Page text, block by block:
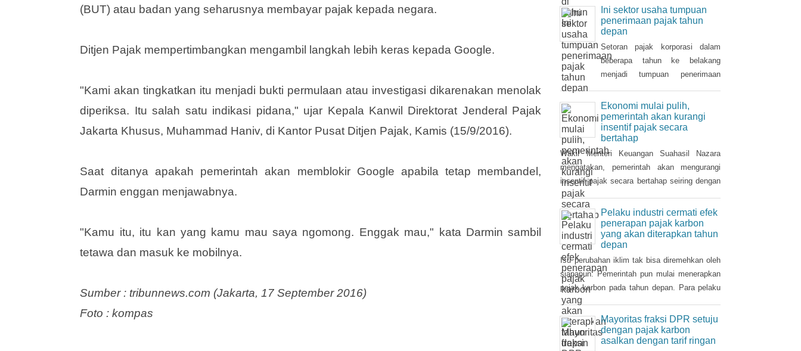
(BUT) atau badan yang seharusnya membayar pajak kepada negara.
Ditjen Pajak mempertimbangkan mengambil langkah lebih keras kepada Google.
"Kami akan tingkatkan itu menjadi bukti permulaan atau investigasi dikarenakan menolak
diperiksa. Itu salah satu indikasi pidana," ujar Kepala Kanwil Direktorat Jenderal Pajak
Jakarta Khusus, Muhammad Haniv, di Kantor Pusat Ditjen Pajak, Kamis (15/9/2016).
Saat ditanya apakah pemerintah akan memblokir Google apabila tetap membandel,
Darmin enggan menjawabnya.
"Kamu itu, itu kan yang kamu mau saya ngomong. Enggak mau," kata Darmin sambil
tetawa dan masuk ke mobilnya.
Sumber : tribunnews.com (Jakarta, 17 September 2016)
Foto : kompas
yang menjadi aturan turunan
Peraturan Presiden Nomor 83
Tahun 2021 dan
fiskal itu di antaranya insentif
pajak penjualan barang mewah
ditanggung pemerintah ( PpnBM
DTP) untuk sektor otomotif
maupun insentif pajak
sektor properti.
Ini sektor usaha tumpuan
penerimaan pajak tahun
depan
Setoran pajak korporasi dalam
beberapa tahun ke belakang
menjadi tumpuan penerimaan
mulai mencari sektor usaha yang
berpotensi memberikan
sumbangsih besar di tahun depan.
Ekonomi mulai pulih,
pemerintah akan kurangi
insentif pajak secara
bertahap
Wakil Menteri Keuangan Suahasil Nazara
mengatakan, pemerintah akan mengurangi
insentif pajak secara bertahap seiring dengan
perbaikan dan pemulihan ekonomi nasional.
Pelaku industri cermati efek
penerapan pajak karbon
yang akan diterapkan tahun
depan
Isu perubahan iklim tak bisa diremehkan oleh
siapapun. Pemerintah pun mulai menerapkan
pajak karbon pada tahun depan. Para pelaku
industri perlu mencermati dampak pengenaan
pajak tersebut.Mayoritas fraksi DPR setuju
dengan pajak karbon
asalkan dengan tarif ringan